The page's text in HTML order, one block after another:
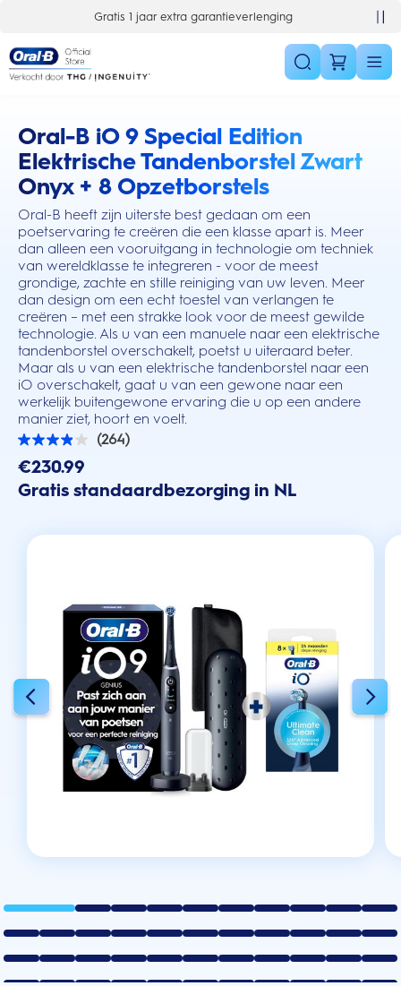
Oral-B iO 9 Special Edition
Elektrische Tandenborstel Zwart
Onyx + 8 Opzetborstels
Oral-B heeft zijn uiterste best gedaan om een
poetservaring te creëren die een klasse apart is. Meer
dan alleen een vooruitgang in technologie om techniek
van wereldklasse te integreren - voor de meest
grondige, zachte en stille reiniging van uw leven. Meer
dan design om een echt toestel van verlangen te
creëren – met een strakke look voor de meest gewilde
technologie. Als u van een manuele naar een elektrische
tandenborstel overschakelt, poetst u uiteraard beter.
Maar als u van een elektrische tandenborstel naar een
iO overschakelt, gaat u van een gewone naar een
werkelijk buitengewone ervaring die u op een andere
manier ziet, hoort en voelt.
this action will scroll you to the reviews section
(264)
3.9
van
de
5
sterren.
€230.99
Gratis standaardbezorging in NL